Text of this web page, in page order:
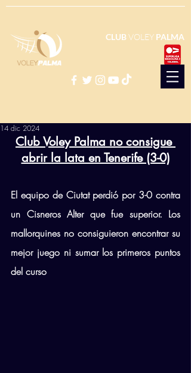
CLUBVOLEY PALMA
14 dic 2024
Club Voley Palma no consigue
abrir la lata en Tenerife (3-0)
El equipo de Ciutat perdió por 3-0 contra
un Cisneros Alter que fue superior. Los
mallorquines no consiguieron encontrar su
mejor juego ni sumar los primeros puntos
del curso